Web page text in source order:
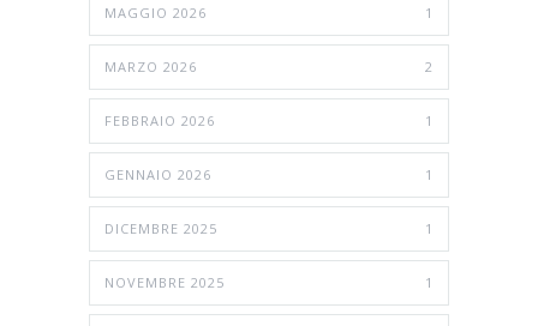
MAGGIO 2026 1
MARZO 2026 2
FEBBRAIO 2026 1
GENNAIO 2026 1
DICEMBRE 2025 1
NOVEMBRE 2025 1